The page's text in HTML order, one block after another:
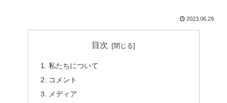
2023.06.29
目次
私たちについて
コメント
メディア